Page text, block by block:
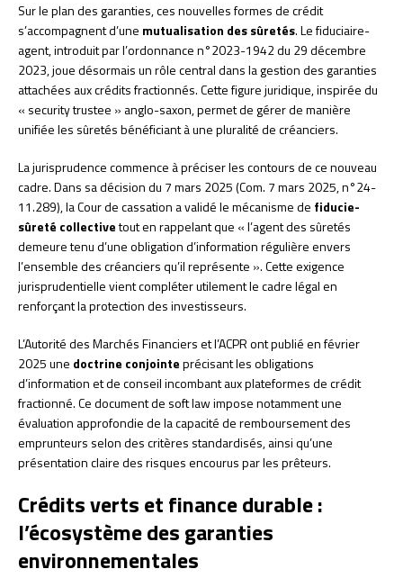
Sur le plan des garanties, ces nouvelles formes de crédit
s’accompagnent d’une mutualisation des sûretés. Le fiduciaire-
agent, introduit par l’ordonnance n°2023-1942 du 29 décembre
2023, joue désormais un rôle central dans la gestion des garanties
attachées aux crédits fractionnés. Cette figure juridique, inspirée du
« security trustee » anglo-saxon, permet de gérer de manière
unifiée les sûretés bénéficiant à une pluralité de créanciers.
La jurisprudence commence à préciser les contours de ce nouveau
cadre. Dans sa décision du 7 mars 2025 (Com. 7 mars 2025, n°24-
11.289), la Cour de cassation a validé le mécanisme de fiducie-
sûreté collectivetout en rappelant que « l’agent des sûretés
demeure tenu d’une obligation d’information régulière envers
l’ensemble des créanciers qu’il représente ». Cette exigence
jurisprudentielle vient compléter utilement le cadre légal en
renforçant la protection des investisseurs.
L’Autorité des Marchés Financiers et l’ACPR ont publié en février
2025 une doctrine conjointeprécisant les obligations
d’information et de conseil incombant aux plateformes de crédit
fractionné. Ce document de soft law impose notamment une
évaluation approfondie de la capacité de remboursement des
emprunteurs selon des critères standardisés, ainsi qu’une
présentation claire des risques encourus par les prêteurs.
Crédits verts et finance durable :
l’écosystème des garanties
environnementales